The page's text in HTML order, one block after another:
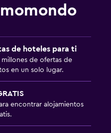
de hoteles para ti
de ofertas de
en un solo lugar.
encontrar alojamientos